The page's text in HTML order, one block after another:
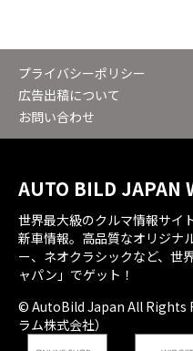
プライバシーポリシー
広告出稿について
お問い合わせ
AUTO BILD JAPAN
世界最大級のクルマ情報サイ
新車情報。高品質なオリジナ
ー、ネオクラシックなど、世
ャパン」でゲット！
© AutoBild Japan All Rights
ラム株式会社）